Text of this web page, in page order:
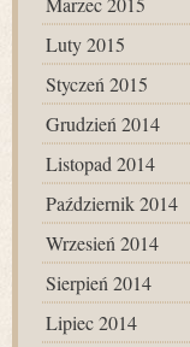
Luty 2015
Styczeń 2015
Grudzień 2014
Listopad 2014
Październik 2014
Wrzesień 2014
Sierpień 2014
Lipiec 2014